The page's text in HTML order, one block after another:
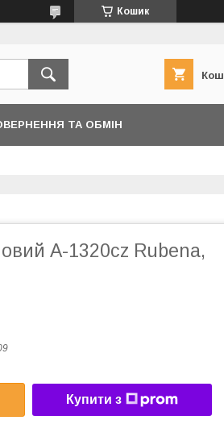
Кошик
ТА ОБМІН
A-1320cz Rubena,
Купити з